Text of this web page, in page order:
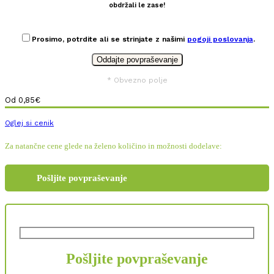
obdržali le zase!
Prosimo, potrdite ali se strinjate z našimi pogoji poslovanja.
* Obvezno polje
Od 0,85€
Oglej si cenik
Za natančne cene glede na želeno količino in možnosti dodelave:
Pošljite povpraševanje
Pošljite povpraševanje